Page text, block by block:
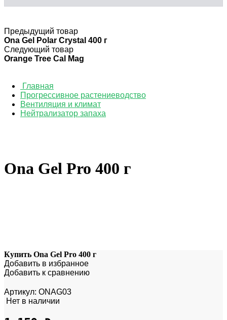
Предыдущий товар
Ona Gel Polar Crystal 400 г
Следующий товар
Orange Tree Cal Mag
Главная
Прогрессивное растениеводство
Вентиляция и климат
Нейтрализатор запаха
Ona Gel Pro 400 г
Купить Ona Gel Pro 400 г
Добавить в избранное
Добавить к сравнению
Артикул: ONAG03
Нет в наличии